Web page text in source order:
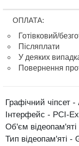
ОПЛАТА:
Готівковий/
Післяплати
У деяких
Повернення
Графічний чіпсет
Інтерфейс - PCI-
Об'єм
Тип відеопам'яті -